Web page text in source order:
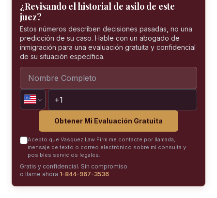
¿Revisando el historial de asilo de este
juez?
Estos números describen decisiones pasadas, no una
predicción de su caso. Hable con un abogado de
inmigración para una evaluación gratuita y confidencial
de su situación específica.
Obtener Mi Evaluación Gratuita
Acepto que Vasquez Law Firm me contacte por llamada,
mensaje de texto o correo electrónico sobre mi consulta y
posibles servicios legales.
Gratis y confidencial. Sin compromiso.
o llame ahora 1-844-967-3536